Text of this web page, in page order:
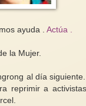
ayuda . Actúa .
la Mujer.
al día
reprimir a